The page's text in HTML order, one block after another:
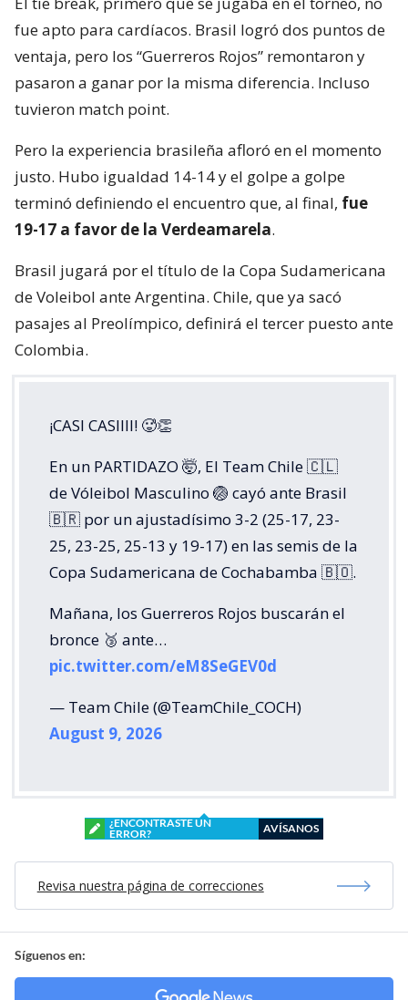
fue apto para cardíacos. Brasil logró dos puntos de
ventaja, pero los “Guerreros Rojos” remontaron y
pasaron a ganar por la misma diferencia. Incluso
tuvieron match point.
Pero la experiencia brasileña afloró en el momento
justo. Hubo igualdad 14-14 y el golpe a golpe
terminó definiendo el encuentro que, al final, fue
19-17 a favor de la Verdeamarela.
Brasil jugará por el título de la Copa Sudamericana
de Voleibol ante Argentina. Chile, que ya sacó
pasajes al Preolímpico, definirá el tercer puesto ante
Colombia.
¡CASI CASIIII! 🥵👏
En un PARTIDAZO 🤯, El Team Chile 🇨🇱
de Vóleibol Masculino 🏐 cayó ante Brasil
🇧🇷 por un ajustadísimo 3-2 (25-17, 23-
25, 23-25, 25-13 y 19-17) en las semis de la
Copa Sudamericana de Cochabamba 🇧🇴.
Mañana, los Guerreros Rojos buscarán el
bronce 🥉 ante…
pic.twitter.com/eM8SeGEV0d
— Team Chile (@TeamChile_COCH)
August 9, 2026
¿ENCONTRASTE UN
ERROR?
AVÍSANOS
Revisa nuestra página de correcciones
Síguenos en: